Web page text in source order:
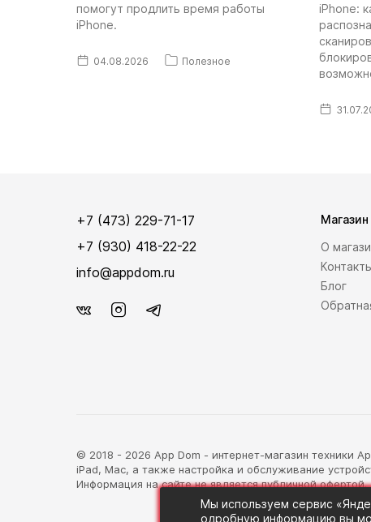
помогут продлить время работы
iPhone.
04.08.2026 Полезное
iPhone:
+7 (473) 229-71-17
+7 (930) 418-22-22
info@appdom.ru
Магазин
О
Блог
© 2018 - 2026 App Dom - интернет-магазин техники
iPad, Mac, а также настройка и обслуживание
Информация на сайте не является публичной офертой.
Мы используем сервис
одробную информацию вы